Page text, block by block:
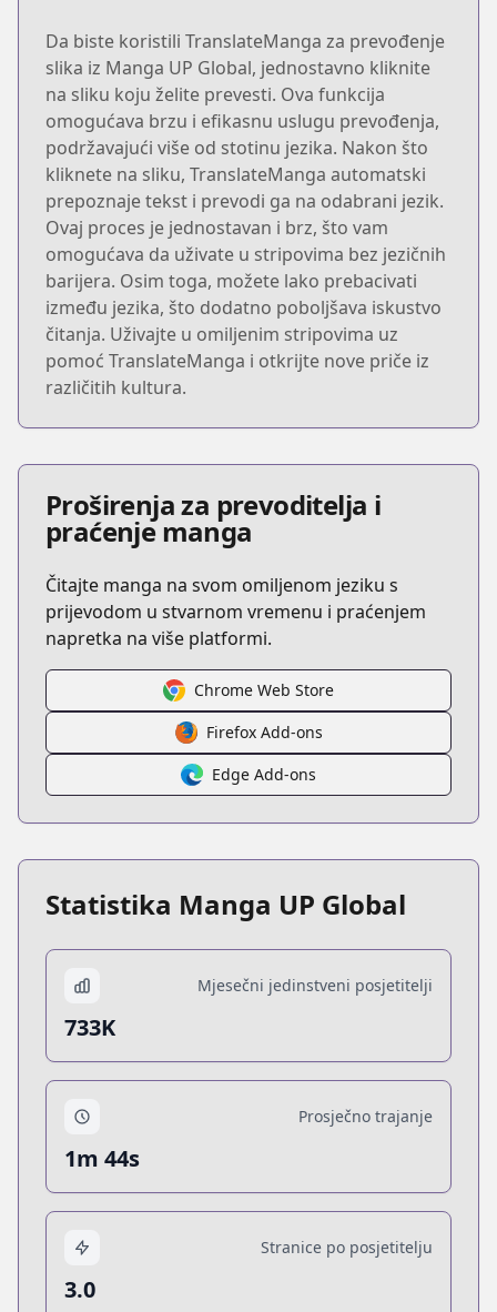
Da biste koristili TranslateManga za prevođenje
slika iz Manga UP Global, jednostavno kliknite
na sliku koju želite prevesti. Ova funkcija
omogućava brzu i efikasnu uslugu prevođenja,
podržavajući više od stotinu jezika. Nakon što
kliknete na sliku, TranslateManga automatski
prepoznaje tekst i prevodi ga na odabrani jezik.
Ovaj proces je jednostavan i brz, što vam
omogućava da uživate u stripovima bez jezičnih
barijera. Osim toga, možete lako prebacivati
između jezika, što dodatno poboljšava iskustvo
čitanja. Uživajte u omiljenim stripovima uz
pomoć TranslateManga i otkrijte nove priče iz
različitih kultura.
Proširenja za prevoditelja i
praćenje manga
Čitajte manga na svom omiljenom jeziku s
prijevodom u stvarnom vremenu i praćenjem
napretka na više platformi.
Chrome Web Store
Firefox Add-ons
Edge Add-ons
Statistika Manga UP Global
Mjesečni jedinstveni posjetitelji
733K
Prosječno trajanje
1m 44s
Stranice po posjetitelju
3.0